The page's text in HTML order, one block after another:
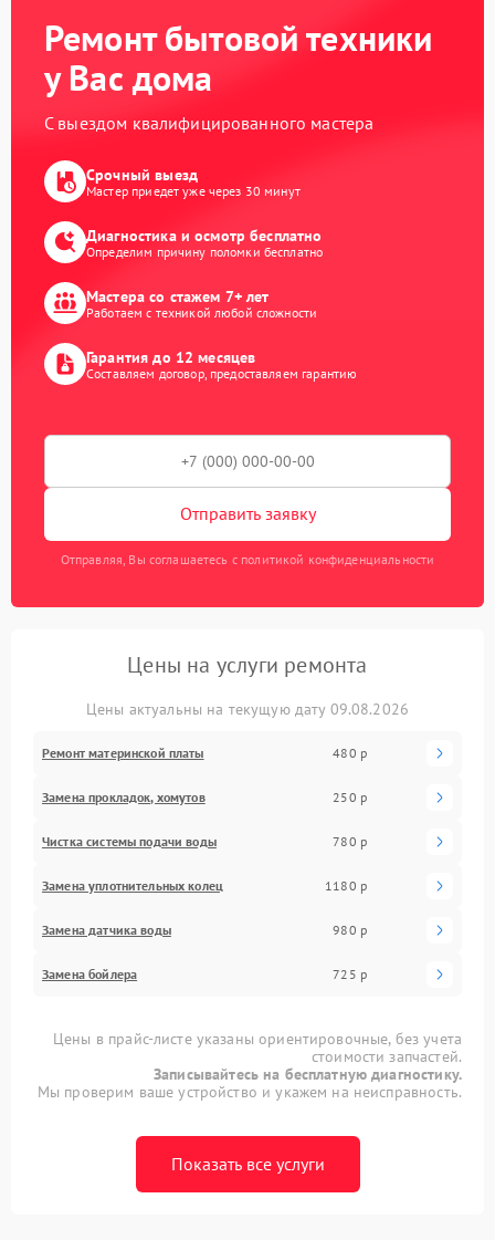
Ремонт бытовой техники
у Вас дома
С выездом квалифицированного мастера
Срочный выезд
Мастер приедет уже через 30 минут
Диагностика и осмотр бесплатно
Определим причину поломки бесплатно
Мастера со стажем 7+ лет
Работаем с техникой любой сложности
Гарантия до 12 месяцев
Составляем договор, предоставляем гарантию
Отправить заявку
Отправляя, Вы соглашаетесь с политикой конфиденциальности
Цены на услуги ремонта
Цены актуальны на текущую дату 09.08.2026
Ремонт материнской платы 480 р
Замена прокладок, хомутов 250 р
Чистка системы подачи воды 780 р
Замена уплотнительных колец 1180 р
Замена датчика воды 980 р
Замена бойлера 725 р
Цены в прайс-листе указаны ориентировочные, без учета
стоимости запчастей.
Записывайтесь на бесплатную диагностику.
Мы проверим ваше устройство и укажем на неисправность.
Показать все услуги